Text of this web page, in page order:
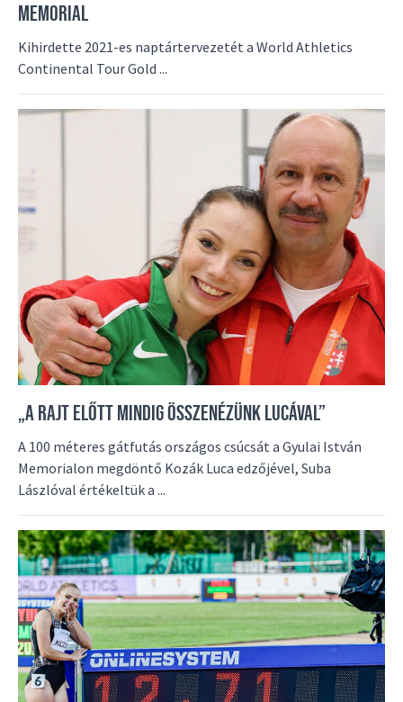
MEMORIAL
Kihirdette 2021-es naptártervezetét a World Athletics
Continental Tour Gold ...
„A RAJT ELŐTT MINDIG ÖSSZENÉZÜNK LUCÁVAL”
A 100 méteres gátfutás országos csúcsát a Gyulai István
Memorialon megdöntő Kozák Luca edzőjével, Suba
Lászlóval értékeltük a ...